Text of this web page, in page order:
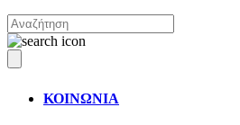
ΚΟΙΝΩΝΙΑ